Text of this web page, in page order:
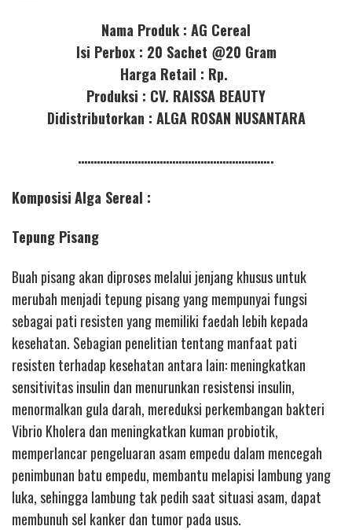
Nama Produk : AG Cereal
Isi Perbox : 20 Sachet @20 Gram
Harga Retail : Rp.
Produksi : CV. RAISSA BEAUTY
Didistributorkan : ALGA ROSAN NUSANTARA
……………………………………………………..
KomposisiAlga Sereal :
Tepung Pisang
Buah pisang akan diproses melalui jenjang khusus untuk
merubah menjadi tepung pisang yang mempunyai fungsi
sebagai pati resisten yang memiliki faedah lebih kepada
kesehatan. Sebagian penelitian tentang manfaat pati
resisten terhadap kesehatan antara lain: meningkatkan
sensitivitas insulin dan menurunkan resistensi insulin,
menormalkan gula darah, mereduksi perkembangan bakteri
Vibrio Kholera dan meningkatkan kuman probiotik,
memperlancar pengeluaran asam empedu dalam mencegah
penimbunan batu empedu, membantu melapisi lambung yang
luka, sehingga lambung tak pedih saat situasi asam, dapat
membunuh sel kanker dan tumor pada usus.